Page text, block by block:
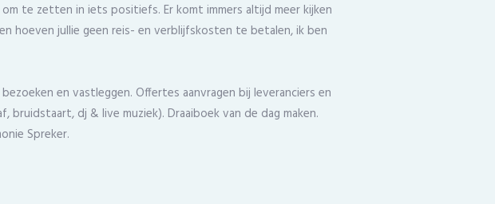
te zetten in iets positiefs. Er komt immers altijd meer kijken
hoeven jullie geen reis- en verblijfskosten te betalen, ik ben
en vastleggen. Offertes aanvragen bij leveranciers en
dj & live muziek). Draaiboek van de dag maken.
Spreker.